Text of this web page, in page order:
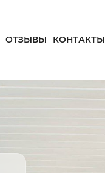
ОТЗЫВЫ КОНТАКТЫ